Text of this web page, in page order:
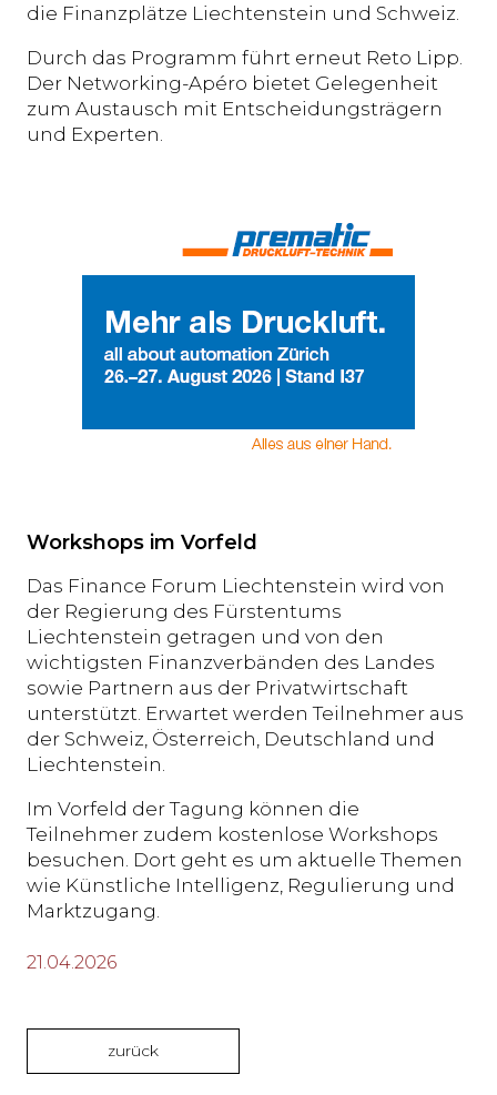
die Finanzplätze Liechtenstein und Schweiz.
Durch das Programm führt erneut Reto Lipp.
Der Networking-Apéro bietet Gelegenheit
zum Austausch mit Entscheidungsträgern
und Experten.
Workshops im Vorfeld
Das Finance Forum Liechtenstein wird von
der Regierung des Fürstentums
Liechtenstein getragen und von den
wichtigsten Finanzverbänden des Landes
sowie Partnern aus der Privatwirtschaft
unterstützt. Erwartet werden Teilnehmer aus
der Schweiz, Österreich, Deutschland und
Liechtenstein.
Im Vorfeld der Tagung können die
Teilnehmer zudem kostenlose Workshops
besuchen. Dort geht es um aktuelle Themen
wie Künstliche Intelligenz, Regulierung und
Marktzugang.
21.04.2026
zurück